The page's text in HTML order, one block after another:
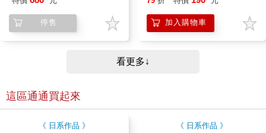
停售 加入購物車
看更多↓
這區通通買起來
《 日系作品 》 《 日系作品 》